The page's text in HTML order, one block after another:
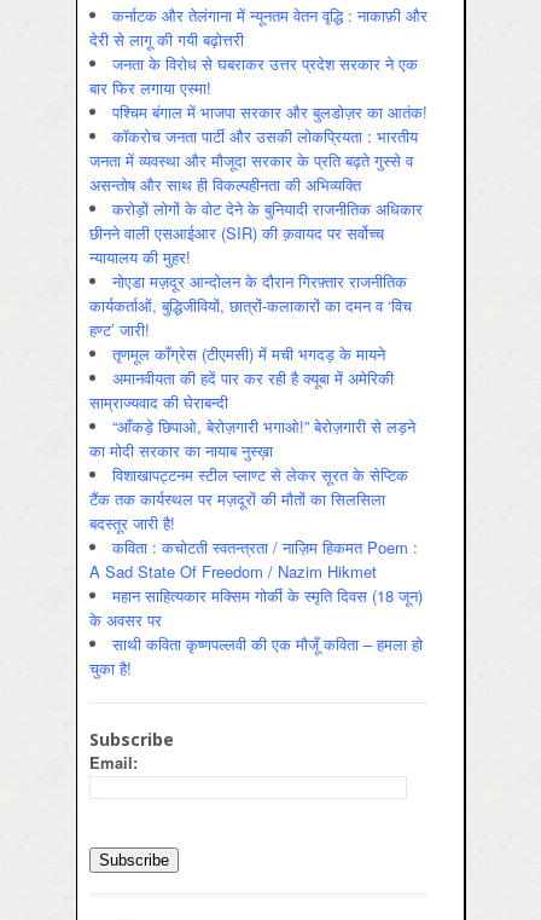
कर्नाटक और तेलंगाना में न्यूनतम वेतन वृद्धि : नाकाफ़ी और
देरी से लागू की गयी बढ़ोत्तरी
जनता के विरोध से घबराकर उत्तर प्रदेश सरकार ने एक
बार फिर लगाया एस्मा!
पश्चिम बंगाल में भाजपा सरकार और बुलडोज़र का आतंक!
कॉकरोच जनता पार्टी और उसकी लोकप्रियता : भारतीय
जनता में व्‍यवस्‍था और मौजूदा सरकार के प्रति बढ़ते गुस्‍से व
असन्‍तोष और साथ ही विकल्‍पहीनता की अभिव्‍यक्ति
करोड़ों लोगों के वोट देने के बुनियादी राजनीतिक अधिकार
छीनने वाली एसआईआर (SIR) की क़वायद पर सर्वोच्च
न्यायालय की मुहर!
नोएडा मज़दूर आन्दोलन के दौरान गिरफ़्तार राजनीतिक
कार्यकर्ताओं, बुद्धिजीवियों, छात्रों-कलाकारों का दमन व ‘विच
हण्ट’ जारी!
तृणमूल काँग्रेस (टीएमसी) में मची भगदड़ के मायने
अमानवीयता की हदें पार कर रही है क्यूबा में अमेरिकी
साम्राज्यवाद की घेराबन्दी
“आँकड़े छिपाओ, बेरोज़गारी भगाओ!” बेरोज़गारी से लड़ने
का मोदी सरकार का नायाब नुस्ख़ा
विशाखापट्टनम स्टील प्लाण्ट से लेकर सूरत के सेप्टिक
टैंक तक कार्यस्थल पर मज़दूरों की मौतों का सिलसिला
बदस्तूर जारी है!
कविता : कचोटती स्वतन्त्रता / नाज़िम हिकमत Poem :
A Sad State Of Freedom / Nazim Hikmet
महान साहित्यकार मक्सिम गोर्की के स्मृति दिवस (18 जून)
के अवसर पर
साथी कविता कृष्णपल्लवी की एक मौजूँ कविता – हमला हो
चुका है!
Subscribe
Email: